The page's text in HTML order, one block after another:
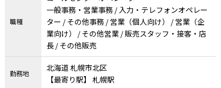
職種
一般事務・営業事務 / 入力・テレフォンオペレー
ター / その他事務 / 営業（個人向け） / 営業（企
業向け） / その他営業 / 販売スタッフ・接客・店
長 / その他販売
勤務地
北海道 札幌市北区
【最寄り駅】 札幌駅